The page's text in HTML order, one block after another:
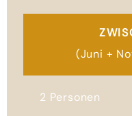
(Juni +
2 Personen